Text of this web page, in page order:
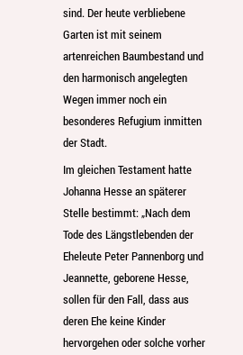
sind. Der heute verbliebene
Garten ist mit seinem
artenreichen Baumbestand und
den harmonisch angelegten
Wegen immer noch ein
besonderes Refugium inmitten
der Stadt.
Im gleichen Testament hatte
Johanna Hesse an späterer
Stelle bestimmt: „Nach dem
Tode des Längstlebenden der
Eheleute Peter Pannenborg und
Jeannette, geborene Hesse,
sollen für den Fall, dass aus
deren Ehe keine Kinder
hervorgehen oder solche vorher